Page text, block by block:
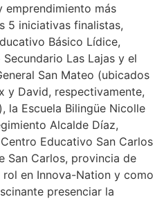
emprendimiento más
5 iniciativas finalistas,
Básico Lídice,
Las Lajas y el
San Mateo (ubicados
y David, respectivamente,
la Escuela Bilingüe Nicolle
Alcalde Díaz,
Educativo San Carlos
San Carlos, provincia de
rol en Innova-Nation y como
presenciar la